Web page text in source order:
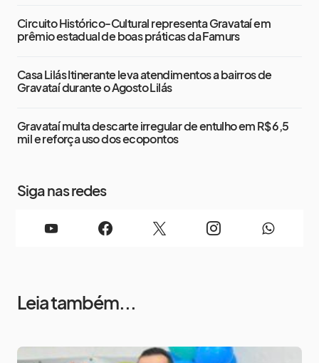
Circuito Histórico-Cultural representa Gravataí em
prêmio estadual de boas práticas da Famurs
Casa Lilás Itinerante leva atendimentos a bairros de
Gravataí durante o Agosto Lilás
Gravataí multa descarte irregular de entulho em R$ 6,5
mil e reforça uso dos ecopontos
Siga nas redes
Leia também...